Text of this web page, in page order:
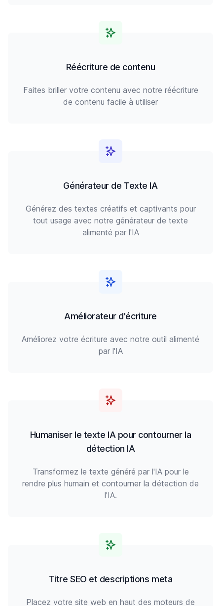
Réécriture de contenu
Faites briller votre contenu avec notre réécriture
de contenu facile à utiliser
Générateur de Texte IA
Générez des textes créatifs et captivants pour
tout usage avec notre générateur de texte
alimenté par l'IA
Améliorateur d'écriture
Améliorez votre écriture avec notre outil alimenté
par l'IA
Humaniser le texte IA pour contourner la
détection IA
Transformez le texte généré par l'IA pour le
rendre plus humain et contourner la détection de
l'IA.
Titre SEO et descriptions meta
Placez votre site web en haut des moteurs de